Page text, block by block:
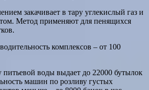
закачивает в тару углекислый газ и
Метод применяют для пенящихся
комплексов – от 100
воды выдает до 22000 бутылок
машин по розливу густых